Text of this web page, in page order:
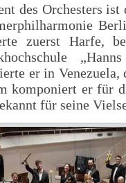
des Orchesters ist
zuerst Harfe,
er in
komponiert er für
für seine